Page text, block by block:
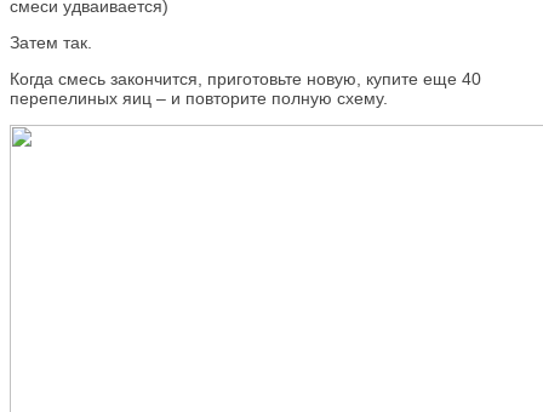
смеси удваивается)
Затем так.
Когда смесь закончится, приготовьте новую, купите еще 40
перепелиных яиц – и повторите полную схему.